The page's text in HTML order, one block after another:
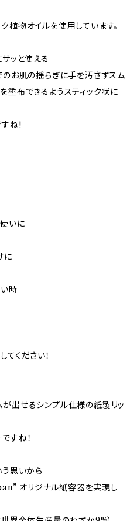
植物オイルを使用しています。
ッと使える
のお肌の揺らぎに手を汚さずスム
塗布できるようスティック状に
すね!
いに
に
時
ください！
出せるシンプル仕様の紙製リッ
すね！
う思いから
オリジナル紙容器を実現し